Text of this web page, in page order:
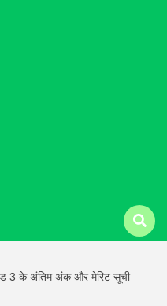
3 के अंतिम अंक और मेरिट सूची